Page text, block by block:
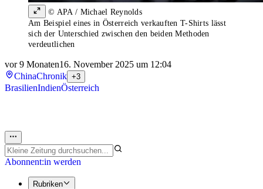
© APA / Michael Reynolds
Am Beispiel eines in Österreich verkauften T-Shirts lässt
sich der Unterschied zwischen den beiden Methoden
verdeutlichen
vor 9 Monaten16. November 2025 um 12:04
ChinaChronik +3
BrasilienIndienÖsterreich
Abonnent:in werden
Rubriken